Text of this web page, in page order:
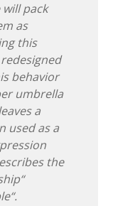
pack
as
this
behavior
umbrella
a
used as a
the